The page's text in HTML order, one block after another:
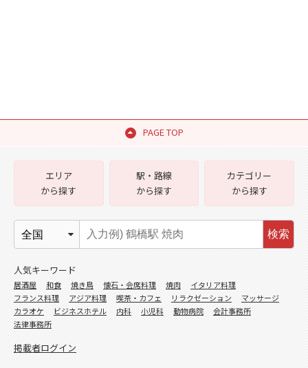
PAGE TOP
エリア
から探す
駅・路線
から探す
カテゴリー
から探す
検索
人気キーワード
居酒屋 和食 焼き鳥 懐石・会席料理 焼肉
イタリア料理
フランス料理
アジア料理 喫茶・カフェ リラクゼーション
マッサージ
カラオケ
ビジネスホテル 内科 小児科 動物病院
会計事務所
法律事務所
掲載者ログイン